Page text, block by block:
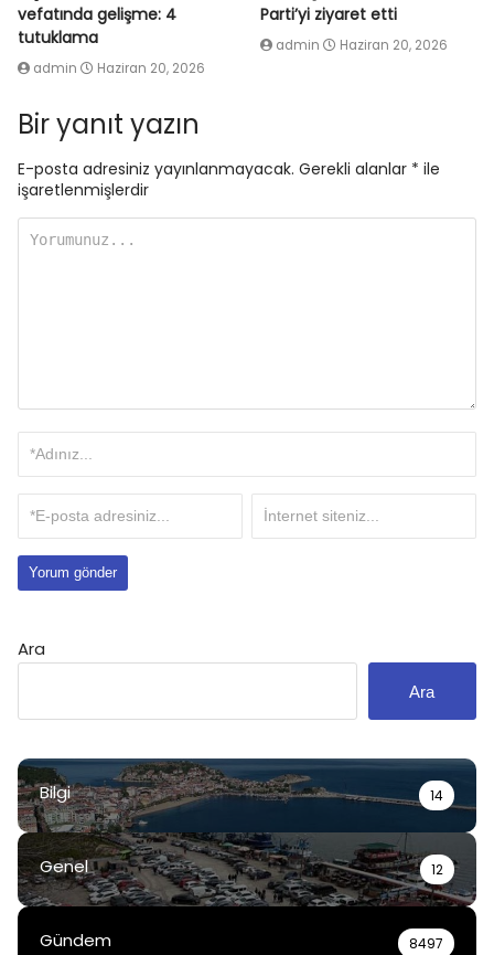
vefatında gelişme: 4
tutuklama
admin Haziran 20, 2026
Parti’yi ziyaret etti
admin Haziran 20, 2026
Bir yanıt yazın
E-posta adresiniz yayınlanmayacak. Gerekli alanlar * ile
işaretlenmişlerdir
Ara
Ara
Bilgi 14
Genel 12
Gündem 8497